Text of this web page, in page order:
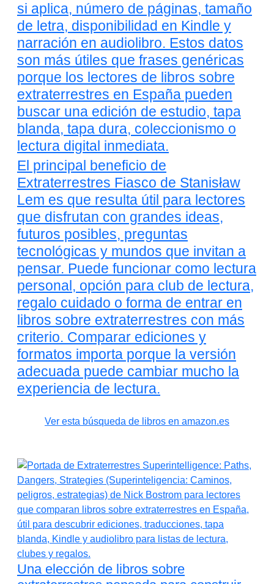
si aplica, número de páginas, tamaño
de letra, disponibilidad en Kindle y
narración en audiolibro. Estos datos
son más útiles que frases genéricas
porque los lectores de libros sobre
extraterrestres en España pueden
buscar una edición de estudio, tapa
blanda, tapa dura, coleccionismo o
lectura digital inmediata.
El principal beneficio de
Extraterrestres Fiasco de Stanisław
Lem es que resulta útil para lectores
que disfrutan con grandes ideas,
futuros posibles, preguntas
tecnológicas y mundos que invitan a
pensar. Puede funcionar como lectura
personal, opción para club de lectura,
regalo cuidado o forma de entrar en
libros sobre extraterrestres con más
criterio. Comparar ediciones y
formatos importa porque la versión
adecuada puede cambiar mucho la
experiencia de lectura.
Ver esta búsqueda de libros en amazon.es
Una elección de libros sobre